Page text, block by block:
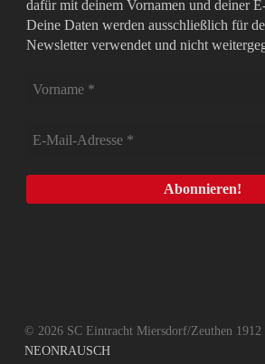
dafür mit deinem Vornamen und deiner
Deine Daten werden ausschließlich für
Newsletter verwendet und nicht
© 2026 SC Eintracht Miersdorf/Zeuthen 1912
NEONRAUSCH